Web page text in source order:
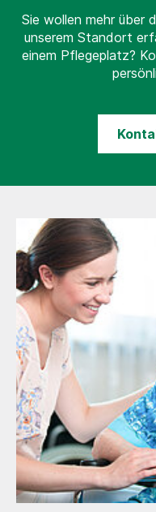
Sie wollen mehr über
unserem Standort
einem Pflegeplatz?